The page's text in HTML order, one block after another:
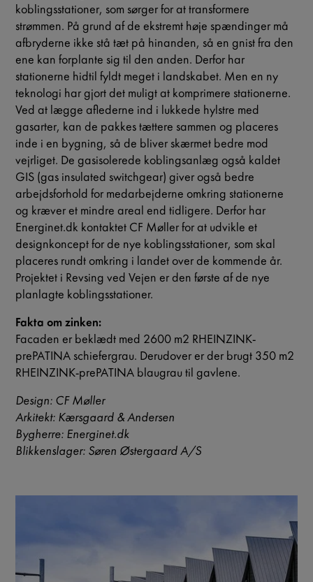
koblingsstationer, som sørger for at transformere
strømmen. På grund af de ekstremt høje spændinger må
afbryderne ikke stå tæt på hinanden, så en gnist fra den
ene kan forplante sig til den anden. Derfor har
stationerne hidtil fyldt meget i landskabet. Men en ny
teknologi har gjort det muligt at komprimere stationerne.
Ved at lægge aflederne ind i lukkede hylstre med
gasarter, kan de pakkes tættere sammen og placeres
inde i en bygning, så de bliver skærmet bedre mod
vejrliget. De gasisolerede koblingsanlæg også kaldet
GIS (gas insulated switchgear) giver også bedre
arbejdsforhold for medarbejderne omkring stationerne
og kræver et mindre areal end tidligere. Derfor har
Energinet.dk kontaktet CF Møller for at udvikle et
designkoncept for de nye koblingsstationer, som skal
placeres rundt omkring i landet over de kommende år.
Projektet i Revsing ved Vejen er den første af de nye
planlagte koblingsstationer.
Fakta om zinken:
Facaden er beklædt med 2600 m2 RHEINZINK-
prePATINA schiefergrau. Derudover er der brugt 350 m2
RHEINZINK-prePATINA blaugrau til gavlene.
Design: CF Møller
Arkitekt: Kærsgaard & Andersen
Bygherre: Energinet.dk
Blikkenslager: Søren Østergaard A/S